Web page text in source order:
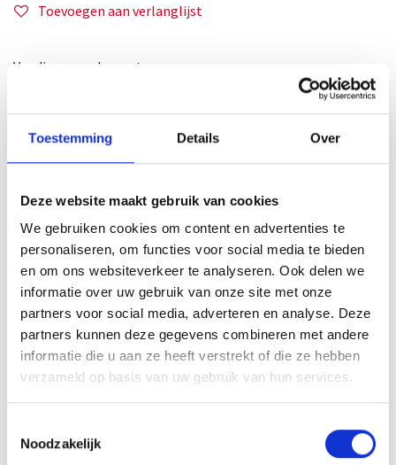
Toestemming Details Over
Deze website maakt gebruik van cookies
We gebruiken cookies om content en advertenties te
personaliseren, om functies voor social media te bieden
en om ons websiteverkeer te analyseren. Ook delen we
informatie over uw gebruik van onze site met onze
partners voor social media, adverteren en analyse. Deze
partners kunnen deze gegevens combineren met andere
informatie die u aan ze heeft verstrekt of die ze hebben
verzameld op basis van uw gebruik van hun services.
Noodzakelijk
Toevoegen aan verlanglijst
Voedingssupplement
Concap creatine is een supplement in capsulevorm.
Onze Concap Creatine capsules zijn een must voor
krachtsporters om de fysieke prestaties te verbeteren*. Ook
wat voordeel, mits aangepaste dosering. Als duursporter
neem je best nooit langer dan 25 dagen aaneensluitend dit
product met een dosering van 1 tot 3 capsules per dag,
gespreid over 1 tot 2 innames dagelijks.
Een regelmatige kuur van Concap Creatine zal merkbaar
zichtbaar zijn in jouw sportieve prestaties.
1 potje bevat 120 capsules.
Een omdoos bevat 12 potjes.
NUT-Nummer: 3029/30
Gebruiksadvies